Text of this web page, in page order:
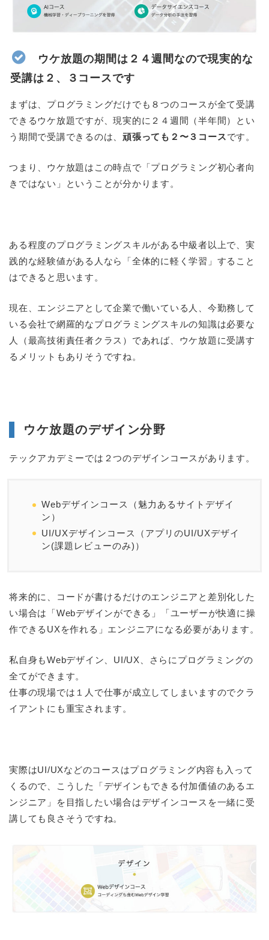
ウケ放題の期間は２４週間なので現実的な
受講は２、３コースです
まずは、プログラミングだけでも８つのコースが全て受講
できるウケ放題ですが、現実的に２４週間（半年間）とい
う期間で受講できるのは、頑張っても２〜３コースです。
つまり、ウケ放題はこの時点で「プログラミング初心者向
きではない」ということが分かります。
ある程度のプログラミングスキルがある中級者以上で、実
践的な経験値がある人なら「全体的に軽く学習」すること
はできると思います。
現在、エンジニアとして企業で働いている人、今勤務して
いる会社で網羅的なプログラミングスキルの知識は必要な
人（最高技術責任者クラス）であれば、ウケ放題に受講す
るメリットもありそうですね。
ウケ放題のデザイン分野
テックアカデミーでは２つのデザインコースがあります。
Webデザインコース（魅力あるサイトデザイ
ン）
UI/UXデザインコース（アプリのUI/UXデザイ
ン(課題レビューのみ)）
将来的に、コードが書けるだけのエンジニアと差別化した
い場合は「Webデザインができる」「ユーザーが快適に操
作できるUXを作れる」エンジニアになる必要があります。
私自身もWebデザイン、UI/UX、さらにプログラミングの
全てができます。
仕事の現場では１人で仕事が成立してしまいますのでクラ
イアントにも重宝されます。
実際はUI/UXなどのコースはプログラミング内容も入って
くるので、こうした「デザインもできる付加価値のあるエ
ンジニア」を目指したい場合はデザインコースを一緒に受
講しても良さそうですね。